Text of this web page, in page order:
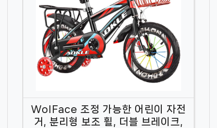
WolFace 조정 가능한 어린이 자전
거, 분리형 보조 휠, 더블 브레이크,